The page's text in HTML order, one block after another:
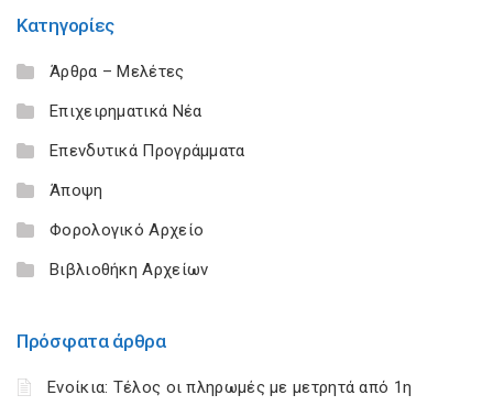
Κατηγορίες
Άρθρα – Μελέτες
Επιχειρηματικά Νέα
Επενδυτικά Προγράμματα
Άποψη
Φορολογικό Αρχείο
Βιβλιοθήκη Αρχείων
Πρόσφατα άρθρα
Ενοίκια: Τέλος οι πληρωμές με μετρητά από 1η